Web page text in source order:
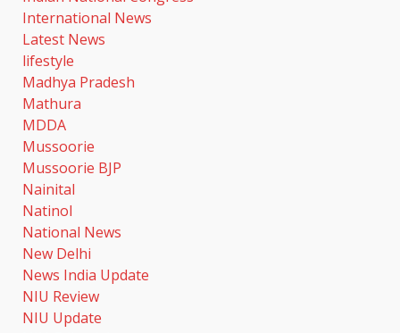
International News
Latest News
lifestyle
Madhya Pradesh
Mathura
MDDA
Mussoorie
Mussoorie BJP
Nainital
Natinol
National News
New Delhi
News India Update
NIU Review
NIU Update